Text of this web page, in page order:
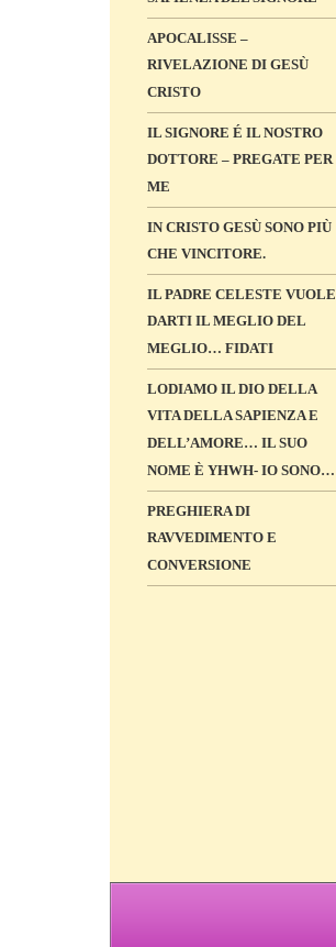
APOCALISSE –
RIVELAZIONE DI GESÙ
CRISTO
IL SIGNORE É IL NOSTRO
DOTTORE – PREGATE PER
ME
IN CRISTO GESÙ SONO PIÙ
CHE VINCITORE.
IL PADRE CELESTE VUOLE
DARTI IL MEGLIO DEL
MEGLIO… FIDATI
LODIAMO IL DIO DELLA
VITA DELLA SAPIENZA E
DELL’AMORE… IL SUO
NOME È YHWH- IO SONO…
PREGHIERA DI
RAVVEDIMENTO E
CONVERSIONE